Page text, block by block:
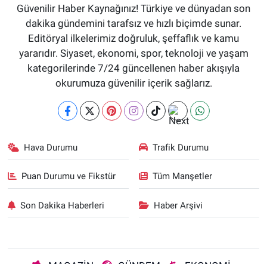
Güvenilir Haber Kaynağınız! Türkiye ve dünyadan son
dakika gündemini tarafsız ve hızlı biçimde sunar.
Editöryal ilkelerimiz doğruluk, şeffaflık ve kamu
yararıdır. Siyaset, ekonomi, spor, teknoloji ve yaşam
kategorilerinde 7/24 güncellenen haber akışıyla
okurumuza güvenilir içerik sağlarız.
Hava Durumu Trafik Durumu
Puan Durumu ve Fikstür Tüm Manşetler
Son Dakika Haberleri Haber Arşivi